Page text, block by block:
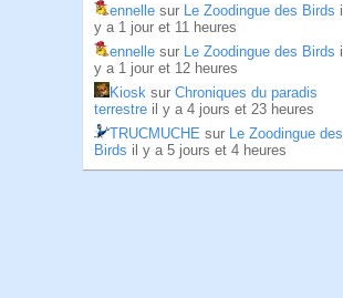
ennelle sur Le Zoodingue des Birds il
y a 1 jour et 11 heures
ennelle sur Le Zoodingue des Birds il
y a 1 jour et 12 heures
Kiosk sur Chroniques du paradis
terrestre il y a 4 jours et 23 heures
TRUCMUCHE sur Le Zoodingue des
Birds il y a 5 jours et 4 heures